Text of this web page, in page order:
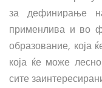
за дефинирање
применлива и во
образование, која
која ќе може
сите